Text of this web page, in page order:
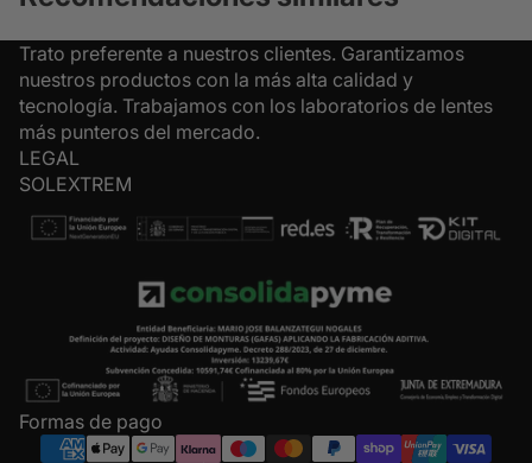
Trato preferente a nuestros clientes. Garantizamos
nuestros productos con la más alta calidad y
tecnología. Trabajamos con los laboratorios de lentes
más punteros del mercado.
LEGAL
SOLEXTREM
Formas de pago